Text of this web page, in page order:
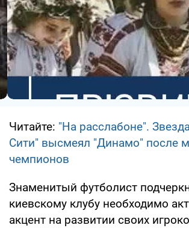
Читайте: "На расслабоне".
Сити" высмеял "Динамо" после
чемпионов
Знаменитый футболист
киевскому клубу необходимо
акцент на развитии своих